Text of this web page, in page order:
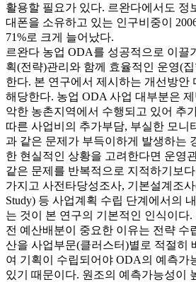
활용할 필요가 있다. 르완다에서도 정
대폰을 소유하고 있는 인구비중이
71%로 크게 늘어났다.
르완다 농업 ODA를 성공적으로 이끌
획(전략)관리와 함께 효율적인 운영(
한다. 본 연구에서 제시하는 개선방안
해당한다. 농업 ODA 사업 대부분은
악한 농촌지역에서 수행되고 있어 추
따른 사업비의 추가부담, 부실한 모니
과 같은 문제가 부득이하게 발생하는
한 현실적인 상황을 고려한다면 운영
같은 문제를 반복적으로 지적하기보
가지고 사전타당성조사, 기본설계조사
Study) 등 사업계획 수립 단계에서의
는 것이 본 연구의 기본적인 인식이다
전 예산배분이 중요한 이유는 전략 수
산을 사업부문(클러스터)별로 적절히
여 기획이 수립되어야 ODA의 예측가
있기 때문이다. 원조의 예측가능성이